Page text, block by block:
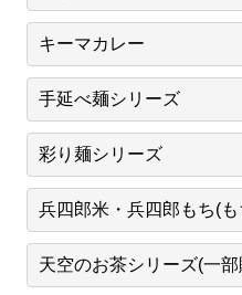
キーマカレー
手延べ麺シリーズ
彩り麺シリーズ
兵四郎米・兵四郎もち(
天空のお茶シリーズ(一